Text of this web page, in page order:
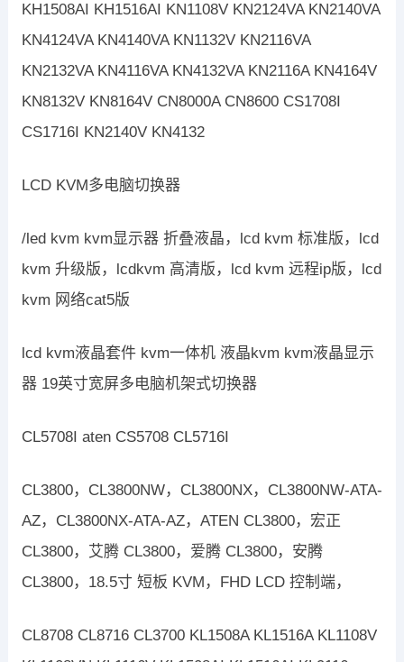
KH1508AI KH1516AI KN1108V KN2124VA KN2140VA
KN4124VA KN4140VA KN1132V KN2116VA
KN2132VA KN4116VA KN4132VA KN2116A KN4164V
KN8132V KN8164V CN8000A CN8600 CS1708I
CS1716I KN2140V KN4132
LCD KVM多电脑切换器
/led kvm kvm显示器 折叠液晶，lcd kvm 标准版，lcd
kvm 升级版，lcdkvm 高清版，lcd kvm 远程ip版，lcd
kvm 网络cat5版
lcd kvm液晶套件 kvm一体机 液晶kvm kvm液晶显示
器 19英寸宽屏多电脑机架式切换器
CL5708I aten CS5708 CL5716I
CL3800，CL3800NW，CL3800NX，CL3800NW-ATA-
AZ，CL3800NX-ATA-AZ，ATEN CL3800，宏正
CL3800，艾腾 CL3800，爱腾 CL3800，安腾
CL3800，18.5寸 短板 KVM，FHD LCD 控制端，
CL8708 CL8716 CL3700 KL1508A KL1516A KL1108V